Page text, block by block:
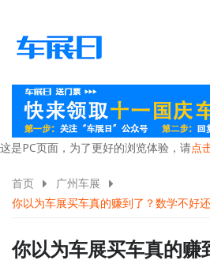
这是PC页面，为了更好的浏览体验，请点
首页
广州车展
你以为车展买车真的赚到了？数学不好
你以为车展买车真的赚